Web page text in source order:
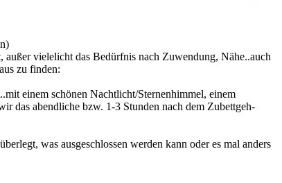
vielelicht das Bedürfnis nach Zuwendung, Nähe..auch
zu finden:
einem schönen Nachtlicht/Sternenhimmel, einem
das abendliche bzw. 1-3 Stunden nach dem Zubettgeh-
was ausgeschlossen werden kann oder es mal anders